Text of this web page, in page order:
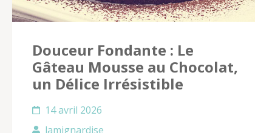
Douceur Fondante : Le
Gâteau Mousse au Chocolat,
un Délice Irrésistible
14 avril 2026
lamignardise